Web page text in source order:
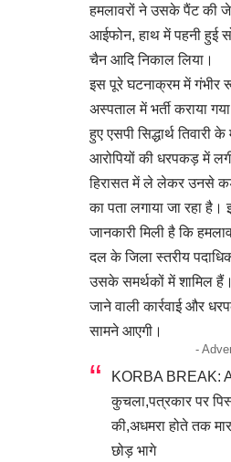
हमलावरों ने उसके पैंट की
आईफोन, हाथ में पहनी हुई
चैन आदि निकाल लिया।
इस पूरे घटनाक्रम में गंभीर
अस्पताल में भर्ती कराया
हुए एसपी सिद्धार्थ तिवारी
आरोपियों की धरपकड़ में
हिरासत में ले लेकर उनसे
का पता लगाया जा रहा है।
जानकारी मिली है कि
दल के जिला स्तरीय
उसके समर्थकों में शामिल
जाने वाली कार्रवाई और
सामने आएगी।
-
KORBA BREAK:
कुचला,पत्रकार पर
की,अधमरा होते तक
छोड़ भागे